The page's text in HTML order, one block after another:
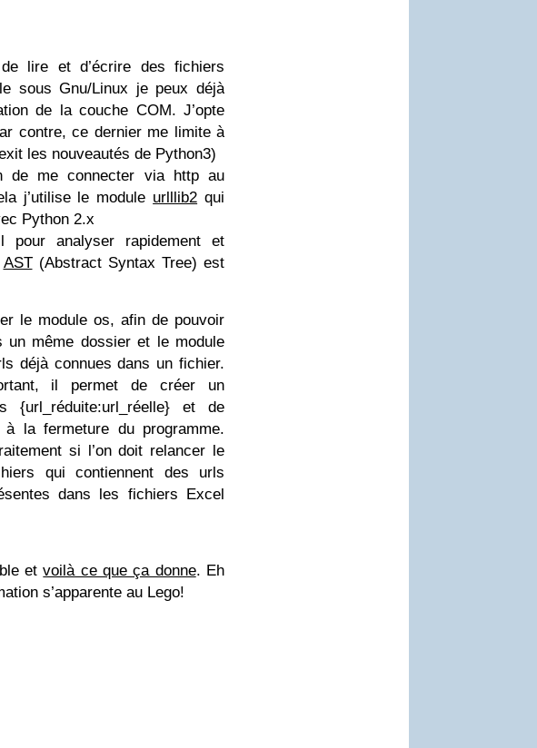
lire et d’écrire des fichiers
sous Gnu/Linux je peux déjà
de la couche COM. J’opte
contre, ce dernier me limite à
les nouveautés de Python3)
de me connecter via http au
j’utilise le module urlllib2 qui
Python 2.x
analyser rapidement et
AST(Abstract Syntax Tree) est
le module os, afin de pouvoir
même dossier et le module
déjà connues dans un fichier.
il permet de créer un
{url_réduite:url_réelle} et de
la fermeture du programme.
si l’on doit relancer le
qui contiennent des urls
dans les fichiers Excel
etvoilà ce que ça donne. Eh
s’apparente au Lego!